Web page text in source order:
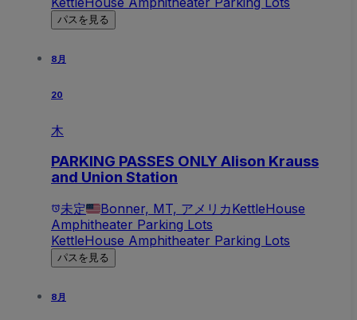
パスを見る
8月
20
木
PARKING PASSES ONLY Alison Krauss
and Union Station
未定 Bonner, MT, アメリカKettleHouse
Amphitheater Parking Lots
KettleHouse Amphitheater Parking Lots
パスを見る
8月